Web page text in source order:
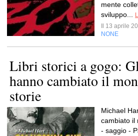
mente
sviluppo...
Il 13 aprile
NONE
Libri storici a gogo:
hanno cambiato il
storie
Michael
cambiato il
- saggio -